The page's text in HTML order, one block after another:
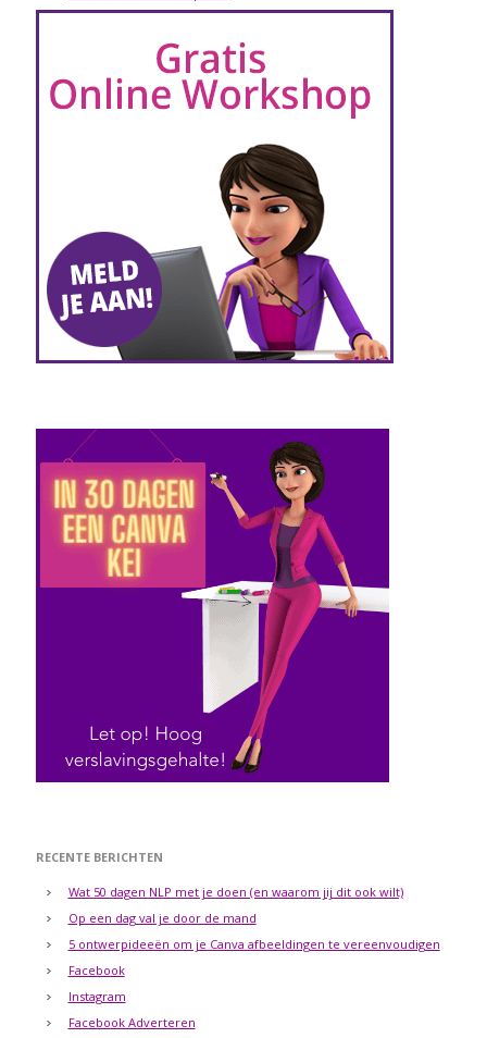
RECENTE BERICHTEN
Wat 50 dagen NLP met je doen (en waarom jij dit ook wilt)
Op een dag val je door de mand
5 ontwerpideeën om je Canva afbeeldingen te vereenvoudigen
Facebook
Instagram
Facebook Adverteren